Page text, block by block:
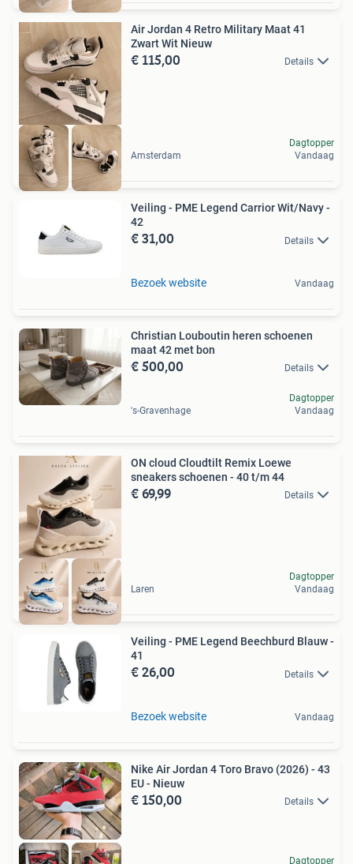
Air Jordan 4 Retro Military Maat 41
Zwart Wit Nieuw
€ 115,00 Details
Amsterdam
Dagtopper
Vandaag
Veiling - PME Legend Carrior Wit/Navy -
42
€ 31,00 Details
Bezoek website Vandaag
Christian Louboutin heren schoenen
maat 42 met bon
€ 500,00 Details
's-Gravenhage
Dagtopper
Vandaag
ON cloud Cloudtilt Remix Loewe
sneakers schoenen - 40 t/m 44
€ 69,99 Details
Laren
Dagtopper
Vandaag
Veiling - PME Legend Beechburd Blauw -
41
€ 26,00 Details
Bezoek website Vandaag
Nike Air Jordan 4 Toro Bravo (2026) - 43
EU - Nieuw
€ 150,00 Details
Dagtopper